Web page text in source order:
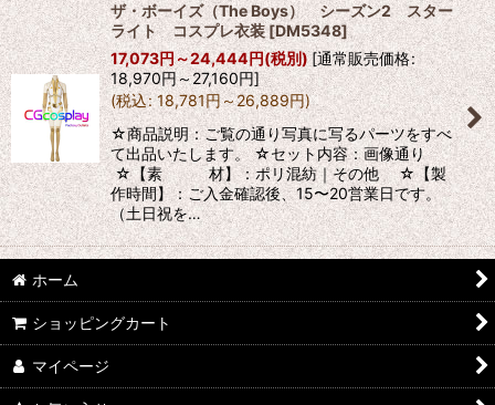
ザ・ボーイズ（The Boys） シーズン2 スター
ライト コスプレ衣装[DM5348]
17,073円～24,444円(税別) [通常販売価格:
18,970円～27,160円]
(税込: 18,781円～26,889円)
☆商品説明：ご覧の通り写真に写るパーツをすべ
て出品いたします。 ☆セット内容：画像通り
☆【素 材】：ポリ混紡｜その他 ☆【製
作時間】：ご入金確認後、15〜20営業日です。
（土日祝を…
ホーム
ショッピングカート
マイページ